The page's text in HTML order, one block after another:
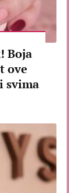
Boja
ove
svima